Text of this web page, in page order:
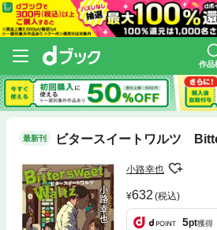
作品
最新刊 ビタースイートワルツ
小路幸也
632 (税込)
5pt獲得